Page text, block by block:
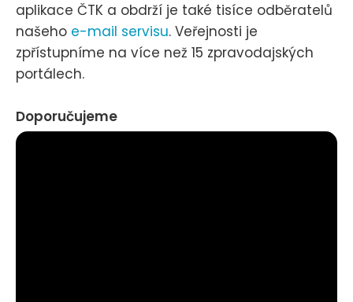
aplikace ČTK a obdrží je také tisíce odběratelů
našeho e-mail servisu. Veřejnosti je
zpřístupníme na více než 15 zpravodajských
portálech.
Doporučujeme